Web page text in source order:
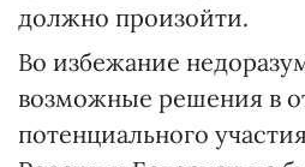
должно произойти.
Во избежание
возможные решения в
потенциального